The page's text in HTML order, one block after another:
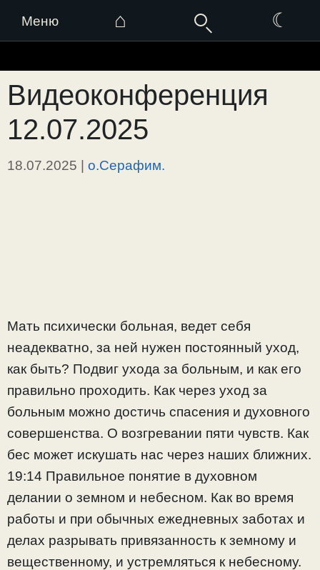
Меню ⌂ ☾
к
содержимому
Видеоконференция
12.07.2025
18.07.2025 | о.Серафим.
Мать психически больная, ведет себя
неадекватно, за ней нужен постоянный уход,
как быть? Подвиг ухода за больным, и как его
правильно проходить. Как через уход за
больным можно достичь спасения и духовного
совершенства. О возгревании пяти чувств. Как
бес может искушать нас через наших ближних.
19:14 Правильное понятие в духовном
делании о земном и небесном. Как во время
работы и при обычных ежедневных заботах и
делах разрывать привязанность к земному и
вещественному, и устремляться к небесному.